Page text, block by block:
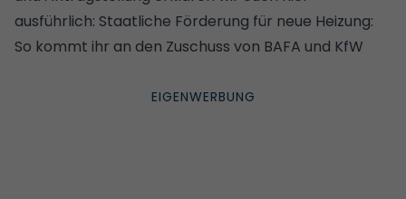
ausführlich: Staatliche Förderung für neue Heizung:
So kommt ihr an den Zuschuss von BAFA und KfW